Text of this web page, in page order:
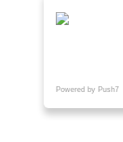
Powered by Push7